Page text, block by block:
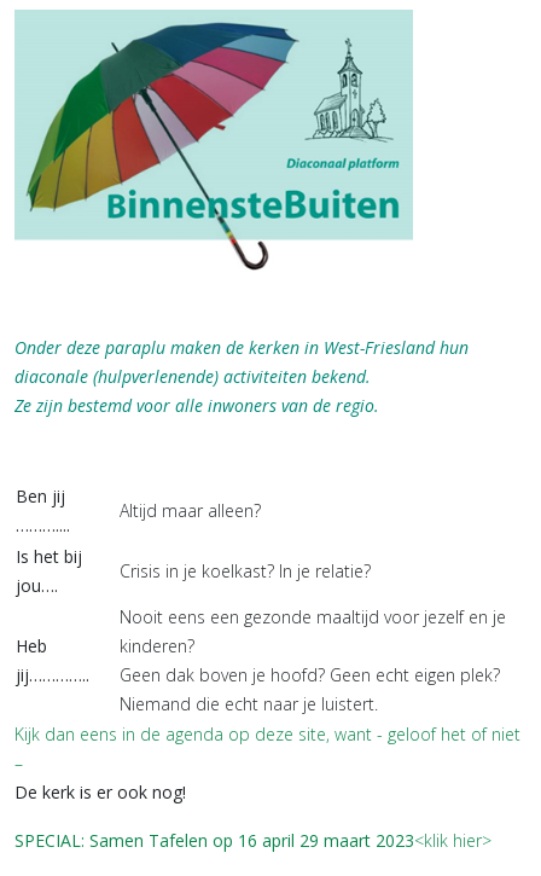
Onder deze paraplu maken de kerken in West-Friesland hun
diaconale (hulpverlenende) activiteiten bekend.
Ze zijn bestemd voor alle inwoners van de regio.
Ben jij
………....
Altijd maar alleen?
Is het bij
jou….
Crisis in je koelkast? In je relatie?
Heb
jij…………..
Nooit eens een gezonde maaltijd voor jezelf en je
kinderen?
Geen dak boven je hoofd? Geen echt eigen plek?
Niemand die echt naar je luistert.
Kijk dan eens in de agenda op deze site, want - geloof het of niet
–
De kerk is er ook nog!
SPECIAL: Samen Tafelen op 16 april 29 maart 2023<klik hier>